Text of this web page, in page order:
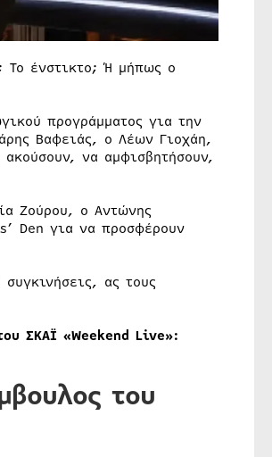
Το ένστικτο; Ή μήπως ο
προγράμματος για την
Βαφειάς, ο Λέων Γιοχάη,
να αμφισβητήσουν,
Ζούρου, ο Αντώνης
Den για να προσφέρουν
ας τους
ΣΚΑΪ «Weekend Live»:
του